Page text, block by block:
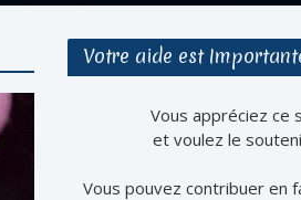
Votre aide est
Vous appréciez ce
et voulez le
Vous pouvez contribuer en